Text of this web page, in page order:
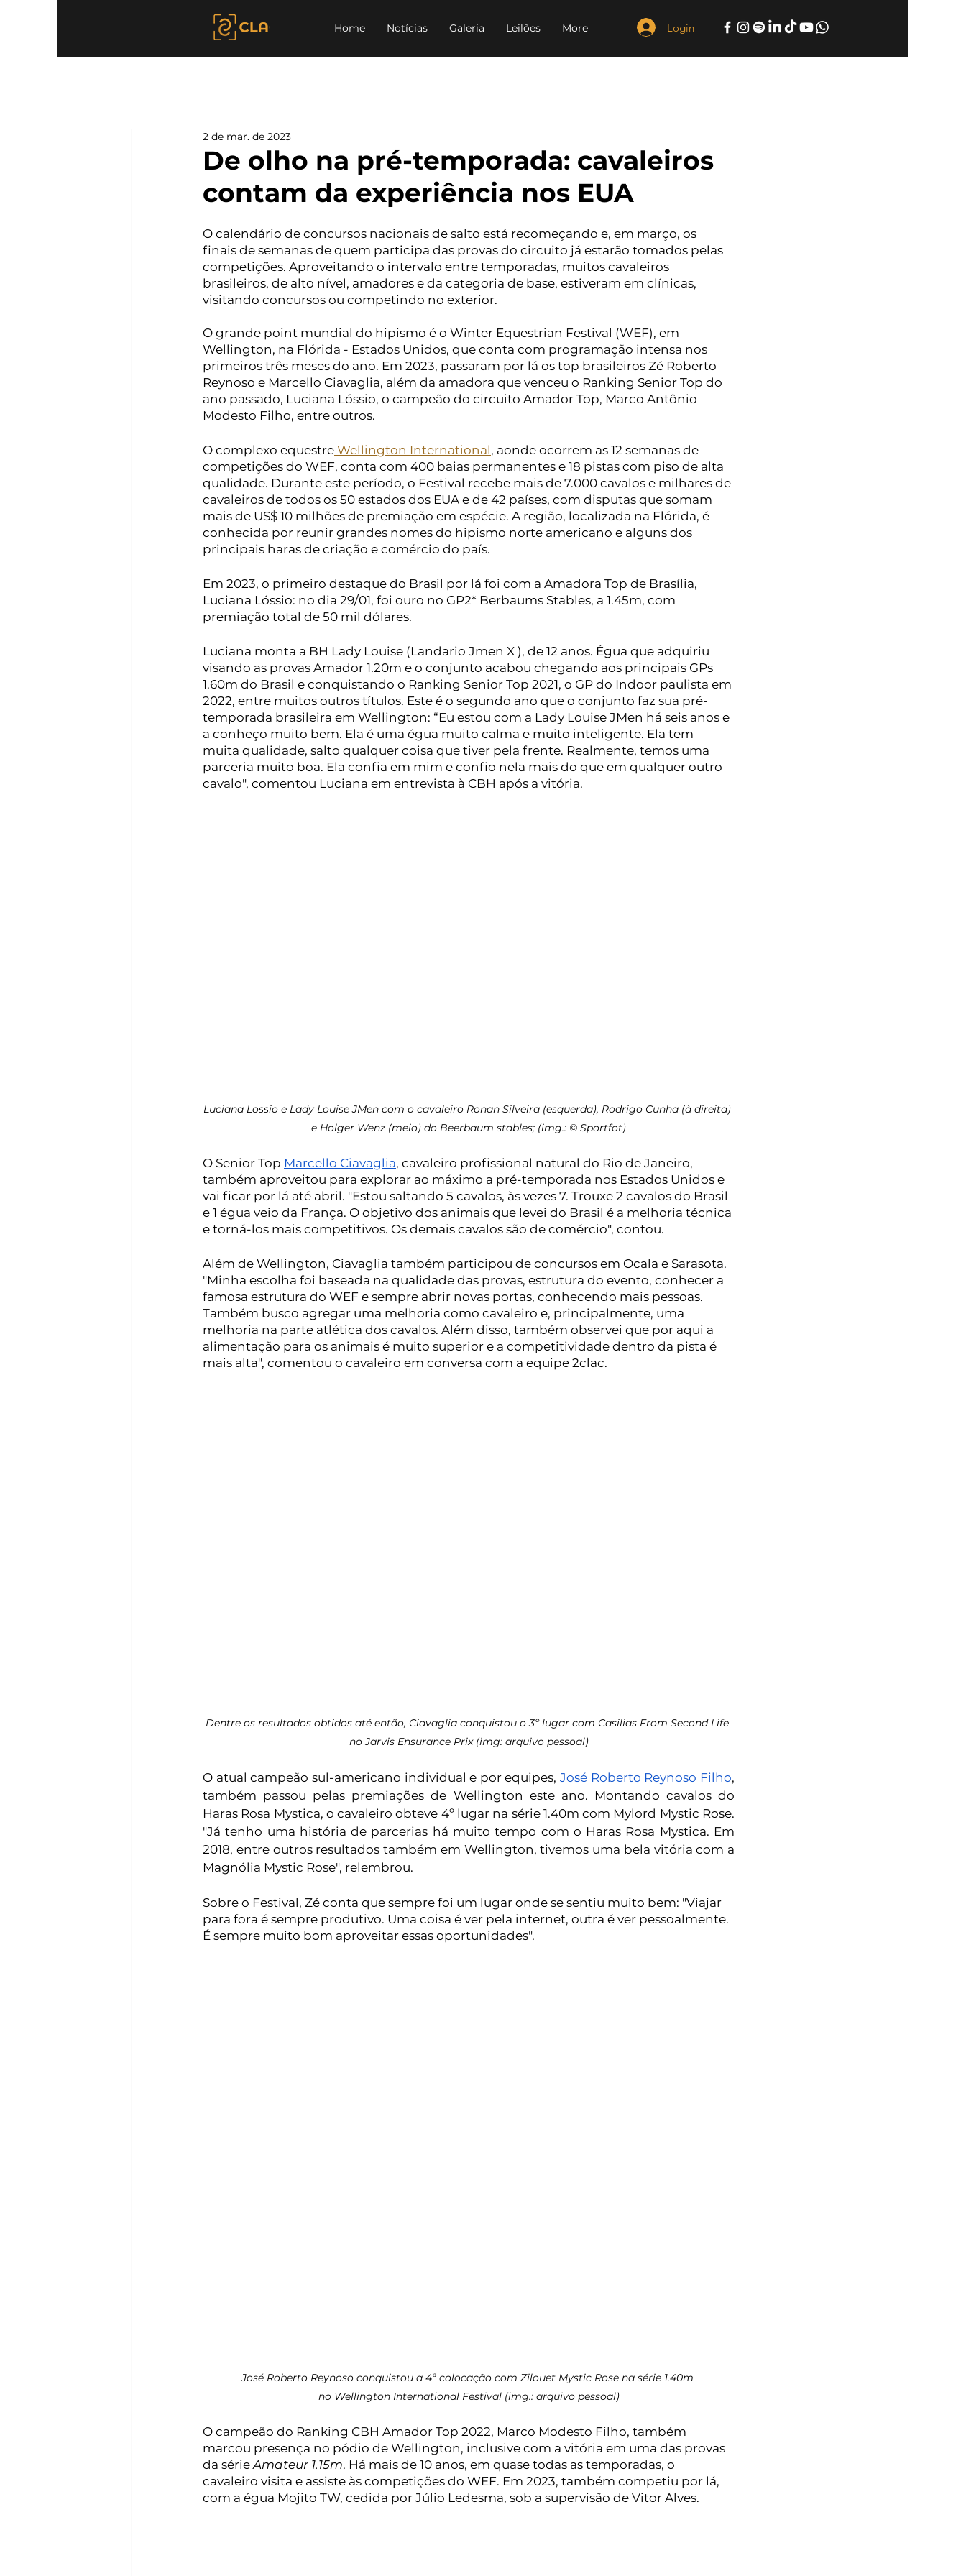
Home Notícias Galeria Leilões More Login
De olho na pré-temporada: cavaleiros
contam da experiência nos EUA
2 de mar. de 2023
O calendário de concursos nacionais de salto está recomeçando e, em março, os
finais de semanas de quem participa das provas do circuito já estarão tomados pelas
competições. Aproveitando o intervalo entre temporadas, muitos cavaleiros
brasileiros, de alto nível, amadores e da categoria de base, estiveram em clínicas,
visitando concursos ou competindo no exterior.
O grande point mundial do hipismo é o Winter Equestrian Festival (WEF), em
Wellington, na Flórida - Estados Unidos, que conta com programação intensa nos
primeiros três meses do ano. Em 2023, passaram por lá os top brasileiros Zé Roberto
Reynoso e Marcello Ciavaglia, além da amadora que venceu o Ranking Senior Top do
ano passado, Luciana Lóssio, o campeão do circuito Amador Top, Marco Antônio
Modesto Filho, entre outros.
O complexo equestre Wellington International, aonde ocorrem as 12 semanas de
competições do WEF, conta com 400 baias permanentes e 18 pistas com piso de alta
qualidade. Durante este período, o Festival recebe mais de 7.000 cavalos e milhares de
cavaleiros de todos os 50 estados dos EUA e de 42 países, com disputas que somam
mais de US$ 10 milhões de premiação em espécie. A região, localizada na Flórida, é
conhecida por reunir grandes nomes do hipismo norte americano e alguns dos
principais haras de criação e comércio do país.
Em 2023, o primeiro destaque do Brasil por lá foi com a Amadora Top de Brasília,
Luciana Lóssio: no dia 29/01, foi ouro no GP2* Berbaums Stables, a 1.45m, com
premiação total de 50 mil dólares.
Luciana monta a BH Lady Louise (Landario Jmen X ), de 12 anos. Égua que adquiriu
visando as provas Amador 1.20m e o conjunto acabou chegando aos principais GPs
1.60m do Brasil e conquistando o Ranking Senior Top 2021, o GP do Indoor paulista em
2022, entre muitos outros títulos. Este é o segundo ano que o conjunto faz sua pré-
temporada brasileira em Wellington: “Eu estou com a Lady Louise JMen há seis anos e
a conheço muito bem. Ela é uma égua muito calma e muito inteligente. Ela tem
muita qualidade, salto qualquer coisa que tiver pela frente. Realmente, temos uma
parceria muito boa. Ela confia em mim e confio nela mais do que em qualquer outro
cavalo", comentou Luciana em entrevista à CBH após a vitória.
Luciana Lossio e Lady Louise JMen com o cavaleiro Ronan Silveira (esquerda), Rodrigo Cunha (à direita)
e Holger Wenz (meio) do Beerbaum stables; (img.: © Sportfot)
O Senior Top Marcello Ciavaglia, cavaleiro profissional natural do Rio de Janeiro,
também aproveitou para explorar ao máximo a pré-temporada nos Estados Unidos e
vai ficar por lá até abril. "Estou saltando 5 cavalos, às vezes 7. Trouxe 2 cavalos do Brasil
e 1 égua veio da França. O objetivo dos animais que levei do Brasil é a melhoria técnica
e torná-los mais competitivos. Os demais cavalos são de comércio", contou.
Além de Wellington, Ciavaglia também participou de concursos em Ocala e Sarasota.
"Minha escolha foi baseada na qualidade das provas, estrutura do evento, conhecer a
famosa estrutura do WEF e sempre abrir novas portas, conhecendo mais pessoas.
Também busco agregar uma melhoria como cavaleiro e, principalmente, uma
melhoria na parte atlética dos cavalos. Além disso, também observei que por aqui a
alimentação para os animais é muito superior e a competitividade dentro da pista é
mais alta", comentou o cavaleiro em conversa com a equipe 2clac.
Dentre os resultados obtidos até então, Ciavaglia conquistou o 3º lugar com Casilias From Second Life
no Jarvis Ensurance Prix (img: arquivo pessoal)
O atual campeão sul-americano individual e por equipes, José Roberto Reynoso Filho,
também passou pelas premiações de Wellington este ano. Montando cavalos do
Haras Rosa Mystica, o cavaleiro obteve 4º lugar na série 1.40m com Mylord Mystic Rose.
"Já tenho uma história de parcerias há muito tempo com o Haras Rosa Mystica. Em
2018, entre outros resultados também em Wellington, tivemos uma bela vitória com a
Magnólia Mystic Rose", relembrou.
Sobre o Festival, Zé conta que sempre foi um lugar onde se sentiu muito bem: "Viajar
para fora é sempre produtivo. Uma coisa é ver pela internet, outra é ver pessoalmente.
É sempre muito bom aproveitar essas oportunidades".
José Roberto Reynoso conquistou a 4ª colocação com Zilouet Mystic Rose na série 1.40m
no Wellington International Festival (img.: arquivo pessoal)
O campeão do Ranking CBH Amador Top 2022, Marco Modesto Filho, também
marcou presença no pódio de Wellington, inclusive com a vitória em uma das provas
da série Amateur 1.15m. Há mais de 10 anos, em quase todas as temporadas, o
cavaleiro visita e assiste às competições do WEF. Em 2023, também competiu por lá,